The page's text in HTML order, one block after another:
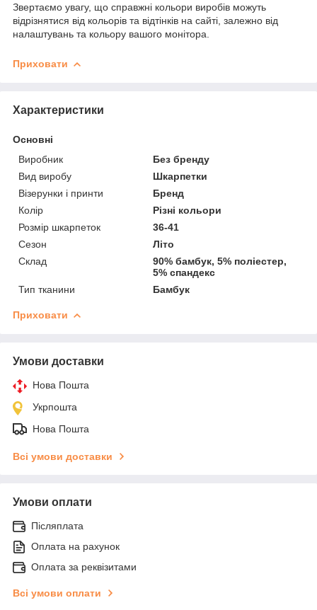
Звертаємо увагу, що справжні кольори виробів можуть
відрізнятися від кольорів та відтінків на сайті, залежно від
налаштувань та кольору вашого монітора.
Приховати
Характеристики
Основні
Виробник
Без бренду
Вид виробу
Шкарпетки
Візерунки і принти
Бренд
Колір
Різні кольори
Розмір шкарпеток
36-41
Сезон
Літо
Склад
90% бамбук, 5% поліестер,
5% спандекс
Тип тканини
Бамбук
Приховати
Умови доставки
Нова Пошта
Укрпошта
Нова Пошта
Всі умови доставки
Умови оплати
Післяплата
Оплата на рахунок
Оплата за реквізитами
Всі умови оплати